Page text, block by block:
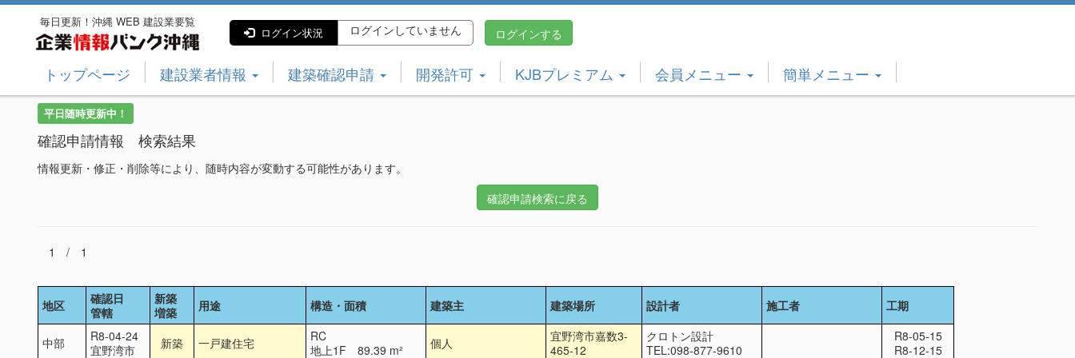
毎日更新！沖縄 WEB 建設業要覧
ログイン状況 ログインしていません ログインする
トップページ 建設業者情報 建築確認申請 開発許可 KJBプレミアム 会員メニュー 簡単メニュー
平日随時更新中！
確認申請情報 検索結果
情報更新・修正・削除等により、随時内容が変動する可能性があります。
確認申請検索に戻る
1 / 1
地区
確認日
管轄
新築
増築
用途 構造・面積 建築主 建築場所 設計者 施工者 工期
中部
R8-04-24
宜野湾市
新築 一戸建住宅
RC
地上1F 89.39 m²
個人
宜野湾市嘉数3-
465-12
クロトン設計
TEL:098-877-9610
R8-05-15
R8-12-15